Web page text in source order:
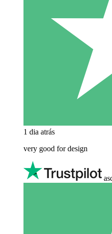
1 dia atrás
very good for design